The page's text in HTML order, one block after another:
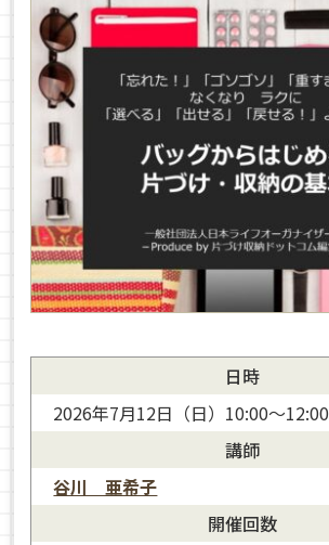
日時
2026年7月12日（日）10:00～12:00
講師
谷川 亜希子
開催回数